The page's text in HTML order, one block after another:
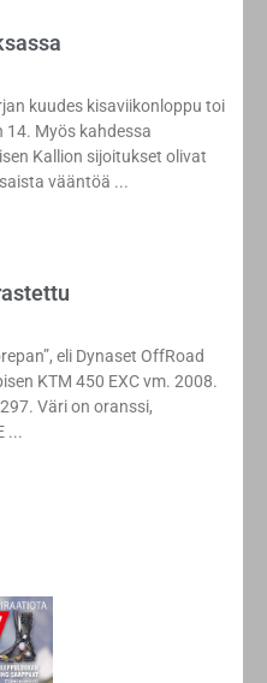
kuudes kisaviikonloppu toi
Myös kahdessa
Kallion sijoitukset olivat
vääntöä
eli Dynaset OffRoad
KTM 450 EXC vm. 2008.
Väri on oranssi,